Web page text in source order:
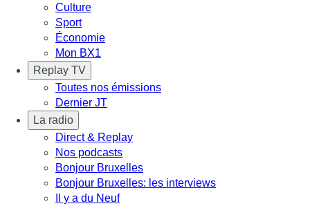
Culture
Sport
Économie
Mon BX1
Replay TV
Toutes nos émissions
Dernier JT
La radio
Direct & Replay
Nos podcasts
Bonjour Bruxelles
Bonjour Bruxelles: les interviews
Il y a du Neuf